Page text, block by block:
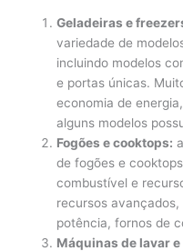
Geladeiras e
variedade de
incluindo modelos
e portas únicas.
economia de
alguns modelos
Fogões e cooktops:
de fogões e
combustível e
recursos
potência, fornos de
Máquinas de lavar